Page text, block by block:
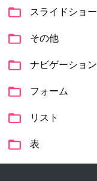
スライドショー
その他
ナビゲーション
フォーム
リスト
表